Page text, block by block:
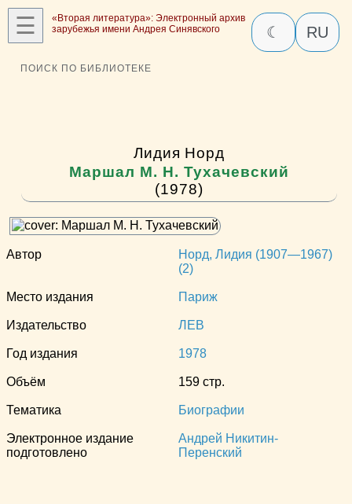
☰
«Вторая литература»: Электронный архив
зарубежья имени Андрея Синявского
☾ RU
ПОИСК ПО БИБЛИОТЕКЕ
Лидия Норд
Маршал М. Н. Тухачевский
(1978)
Автор
Норд, Лидия (1907—1967)
(2)
Место издания Париж
Издательство ЛЕВ
Год издания 1978
Объём 159 стр.
Тематика Биографии
Электронное издание
подготовлено
Андрей Никитин-
Перенский